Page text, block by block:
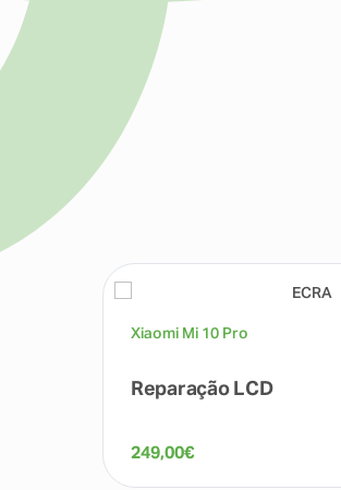
Xiaomi Mi 10 Pro
Reparação LCD
249,00€